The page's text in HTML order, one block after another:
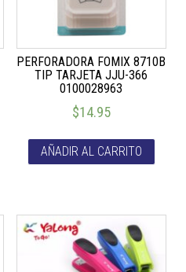
PERFORADORA FOMIX 8710B
TIP TARJETA JJU-366
0100028963
$14.95
AÑADIR AL CARRITO